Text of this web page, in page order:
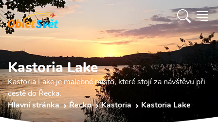
Kastoria Lake
Kastoria Lake je malebné místo, které stojí za návštěvu při
cestě do Řecka.
Hlavní stránka
Řecko Kastoria Kastoria Lake